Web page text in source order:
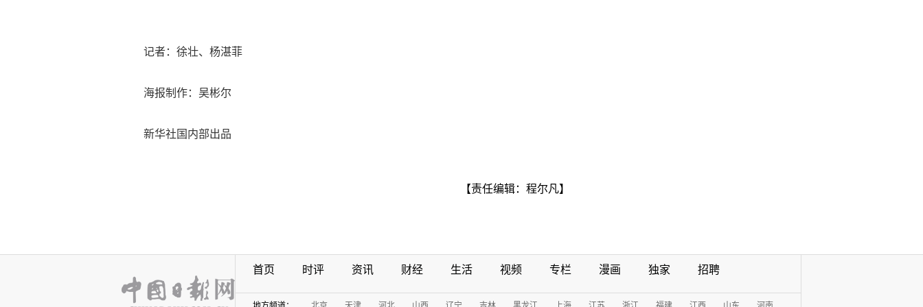
记者：徐壮、杨湛菲
海报制作：吴彬尔
新华社国内部出品
【责任编辑：程尔凡】
首页 时评 资讯 财经 生活 视频 专栏 漫画 独家 招聘